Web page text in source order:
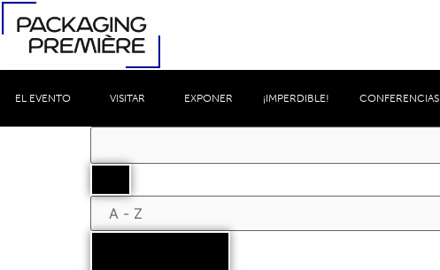
EL EVENTO VISITAR EXPONER ¡IMPERDIBLE! CONFERENCIAS